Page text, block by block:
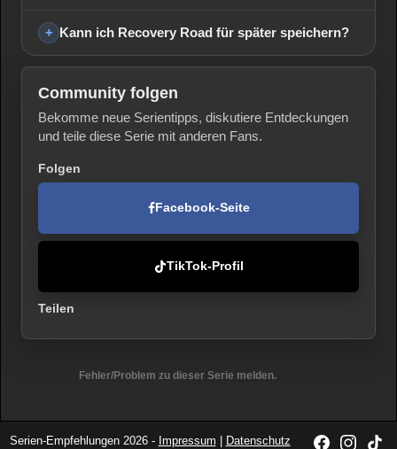
Kann ich Recovery Road für später speichern?
Community folgen
Bekomme neue Serientipps, diskutiere Entdeckungen
und teile diese Serie mit anderen Fans.
Folgen
Facebook-Seite
TikTok-Profil
Teilen
Fehler/Problem zu dieser Serie melden.
Serien-Empfehlungen 2026 - Impressum Datenschutz